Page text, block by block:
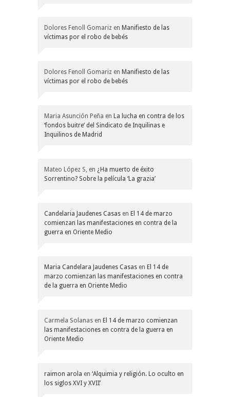
Dolores Fenoll Gomariz en Manifiesto de las
víctimas por el robo de bebés
Dolores Fenoll Gomariz en Manifiesto de las
víctimas por el robo de bebés
Maria Asunción Peña en La lucha en contra de los
‘fondos buitre’ del Sindicato de Inquilinas e
Inquilinos de Madrid
Mateo López S, en ¿Ha muerto de éxito
Sorrentino? Sobre la película ‘La grazia’
Candelaria Jaudenes Casas en El 14 de marzo
comienzan las manifestaciones en contra de la
guerra en Oriente Medio
Maria Candelara Jaudenes Casas en El 14 de
marzo comienzan las manifestaciones en contra
de la guerra en Oriente Medio
Carmela Solanas en El 14 de marzo comienzan
las manifestaciones en contra de la guerra en
Oriente Medio
raimon arola en ‘Alquimia y religión. Lo oculto en
los siglos XVI y XVII’